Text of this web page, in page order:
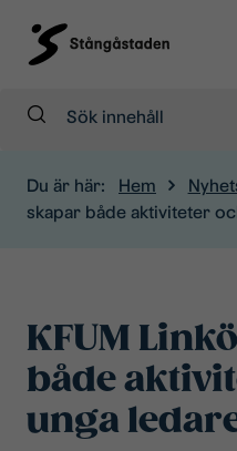
Sök:
Du är här: Hem
skapar både aktiviteter
KFUM
både
unga